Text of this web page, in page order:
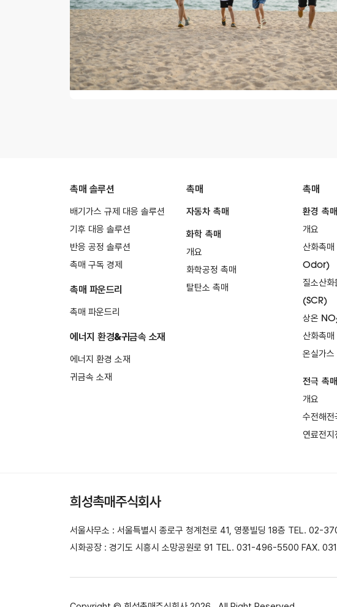
촉매 솔루션
배기가스 규제 대응 솔루션
기후 대응 솔루션
반응 공정 솔루션
촉매 구독 경제
촉매 파운드리
촉매 파운드리
에너지 환경&귀금속 소재
에너지 환경 소재
귀금속 소재
촉매
자동차 촉매
화학 촉매
개요
화학공정 촉매
탈탄소 촉매
촉매
환경 촉매
개요
산화촉
Odor)
질소산화
(SCR)
상온 NO
산화촉매
온실가스
전극 촉매
개요
수전해전
연료전지
희성촉매주식회사
서울사무소 : 서울특별시 종로구 청계천로 41, 영풍빌딩 18층 TEL.
시화공장 : 경기도 시흥시 소망공원로 91 TEL. 031-496-5500 FAX.